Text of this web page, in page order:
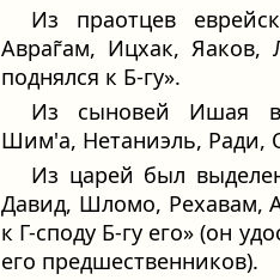
Из праотцев
Авраг̃ам, Ицхак,
поднялся к Б-гу».
Из сыновей Ишая
Шим'а, Нетаниэль, Ради,
Из царей был
Давид, Шломо, Рехавам,
к Г-споду Б-гу его» (он
его предшественников).